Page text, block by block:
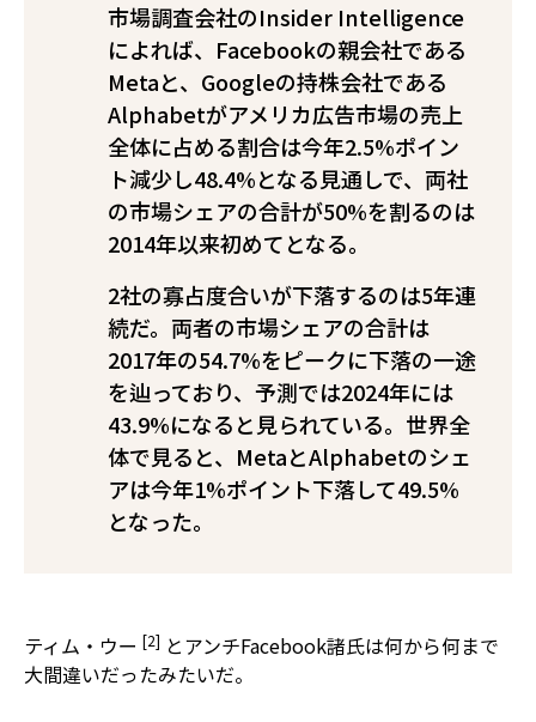
市場調査会社のInsider Intelligence
によれば、Facebookの親会社である
Metaと、Googleの持株会社である
Alphabetがアメリカ広告市場の売上
全体に占める割合は今年2.5%ポイン
ト減少し48.4%となる見通しで、両社
の市場シェアの合計が50%を割るのは
2014年以来初めてとなる。
2社の寡占度合いが下落するのは5年連
続だ。両者の市場シェアの合計は
2017年の54.7%をピークに下落の一途
を辿っており、予測では2024年には
43.9%になると見られている。世界全
体で見ると、MetaとAlphabetのシェ
アは今年1%ポイント下落して49.5%
となった。
ティム・ウー [2] とアンチFacebook諸氏は何から何まで
大間違いだったみたいだ。